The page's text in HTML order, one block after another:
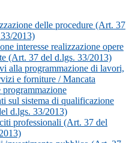
delle procedure (Art. 37
2013)
interesse realizzazione opere
(Art. 37 del d.lgs. 33/2013)
alla programmazione di lavori,
e forniture / Mancata
programmazione
sul sistema di qualificazione
d.lgs. 33/2013)
professionali (Art. 37 del